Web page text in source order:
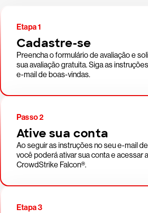
Etapa 1
Cadastre-se
Preencha o formulário de avaliação e
sua avaliação gratuita. Siga as
e-mail de boas-vindas.
Passo 2
Ative sua conta
Ao seguir as instruções no seu e-mail
você poderá ativar sua conta e acessar
CrowdStrike Falcon®.
Etapa 3